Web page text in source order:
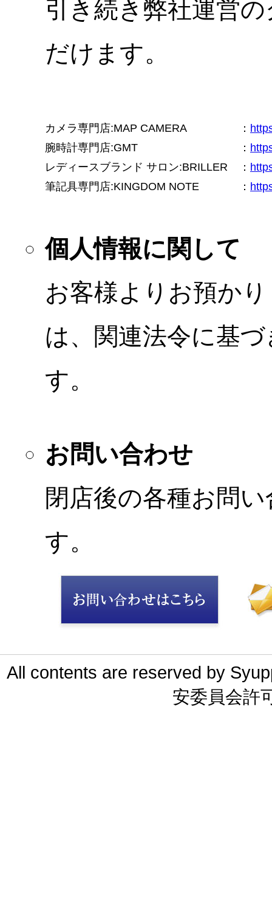
引き続き弊社運営
だけます。
カメラ専門店:MAP CAMERA ：
腕時計専門店:GMT
：
レディースブランド サロン:BRILLER
：
筆記具専門店:KINGDOM NOTE
：
個人情報に関して
お客様よりお預か
は、関連法令に基
す。
お問い合わせ
閉店後の各種お問
す。
All contents are reserved by
安委員会許